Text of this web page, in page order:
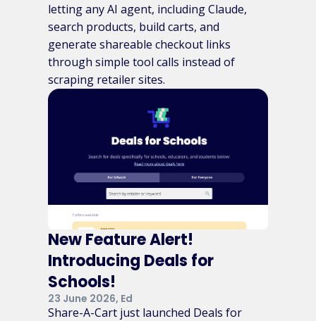
letting any AI agent, including Claude,
search products, build carts, and
generate shareable checkout links
through simple tool calls instead of
scraping retailer sites.
New Feature Alert!
Introducing Deals for
Schools!
23 June 2026, Ed
Share-A-Cart just launched Deals for